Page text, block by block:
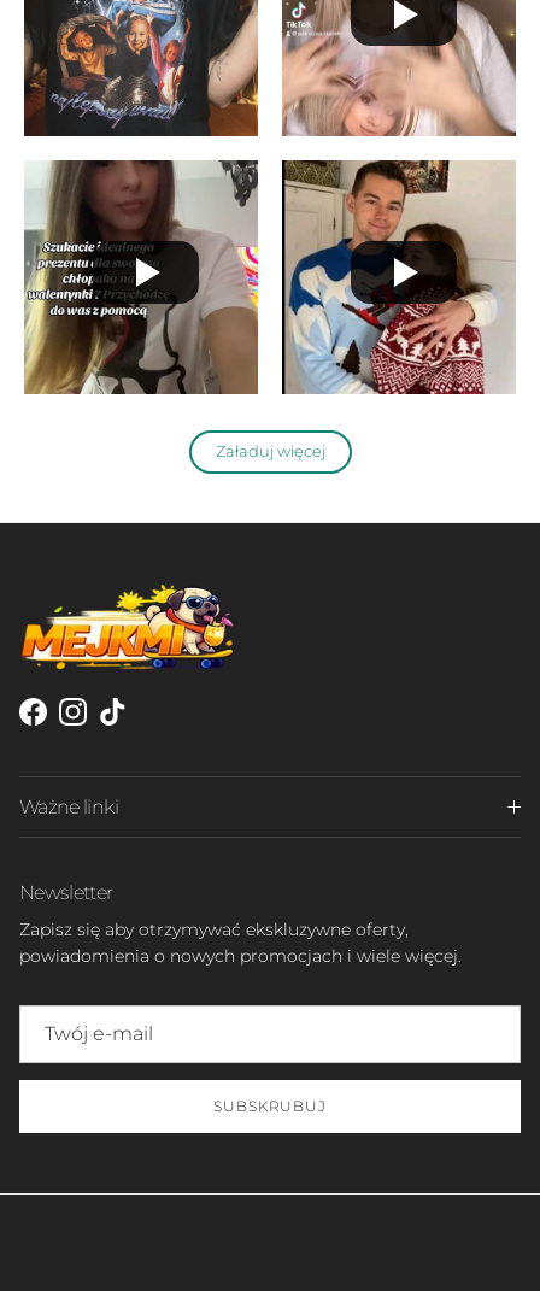
Załaduj więcej
Facebook
Instagram
TikTok
Ważne linki
Newsletter
Zapisz się aby otrzymywać ekskluzywne oferty,
powiadomienia o nowych promocjach i wiele więcej.
SUBSKRUBUJ